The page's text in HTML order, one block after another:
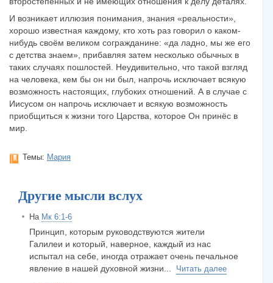
И возникает иллюзия понимания, знания «реальности»,
хорошо известная каждому, кто хоть раз говорил о каком-
нибудь своём великом согражданине: «да ладно, мы же его
с детства знаем», прибавляя затем несколько обычных в
таких случаях пошлостей. Неудивительно, что такой взгляд
на человека, кем бы он ни был, напрочь исключает всякую
возможность настоящих, глубоких отношений. А в случае с
Иисусом он напрочь исключает и всякую возможность
приобщиться к жизни того Царства, которое Он принёс в
мир.
Темы: Мария
Другие мысли вслух
На Мк 6:1-6
Принцип, которым руководствуются жители
Галилеи и который, наверное, каждый из нас
испытал на себе, иногда отражает очень печальное
явление в нашей духовной жизни... Читать далее